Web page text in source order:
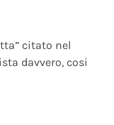
citato nel
davvero, cosi